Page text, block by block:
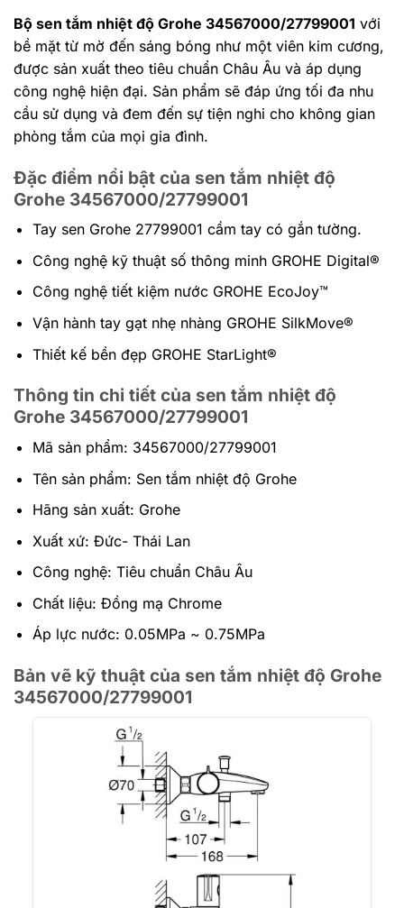
Bộ sen tắm nhiệt độ Grohe 34567000/27799001 với
bề mặt từ mờ đến sáng bóng như một viên kim cương,
được sản xuất theo tiêu chuẩn Châu Âu và áp dụng
công nghệ hiện đại. Sản phẩm sẽ đáp ứng tối đa nhu
cầu sử dụng và đem đến sự tiện nghi cho không gian
phòng tắm của mọi gia đình.
Đặc điểm nổi bật của sen tắm nhiệt độ
Grohe 34567000/27799001
Tay sen Grohe 27799001 cầm tay có gắn tường.
Công nghệ kỹ thuật số thông minh GROHE Digital®
Công nghệ tiết kiệm nước GROHE EcoJoy™
Vận hành tay gạt nhẹ nhàng GROHE SilkMove®
Thiết kế bền đẹp GROHE StarLight®
Thông tin chi tiết của sen tắm nhiệt độ
Grohe 34567000/27799001
Mã sản phẩm: 34567000/27799001
Tên sản phẩm: Sen tắm nhiệt độ Grohe
Hãng sản xuất: Grohe
Xuất xứ: Đức- Thái Lan
Công nghệ: Tiêu chuẩn Châu Âu
Chất liệu: Đồng mạ Chrome
Áp lực nước: 0.05MPa ~ 0.75MPa
Bản vẽ kỹ thuật của sen tắm nhiệt độ Grohe
34567000/27799001